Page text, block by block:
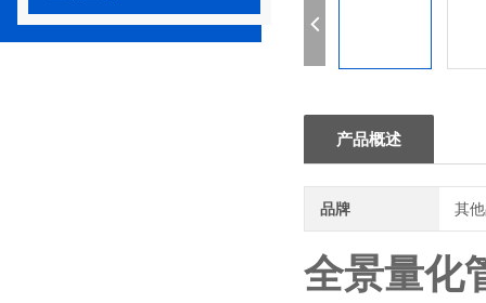
产品概述
品牌 其
全景量化